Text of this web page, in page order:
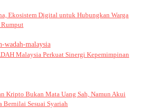
Ekosistem Digital untuk Hubungkan Warga
Malaysia Perkuat Sinergi Kepemimpinan
Kripto Bukan Mata Uang Sah, Namun Akui
Bernilai Sesuai Syariah